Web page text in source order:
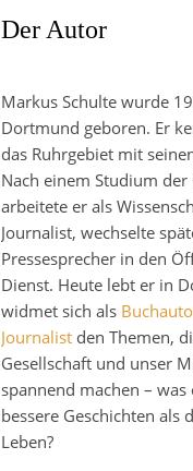
Der Autor
Markus Schulte wurde
Dortmund geboren. Er
das Ruhrgebiet mit
Nach einem Studium der
arbeitete er als
Journalist, wechselte
Pressesprecher in den
Dienst. Heute lebt er in
widmet sich als
Journalist den Themen,
Gesellschaft und unser
spannend machen – was
bessere Geschichten als
Leben?